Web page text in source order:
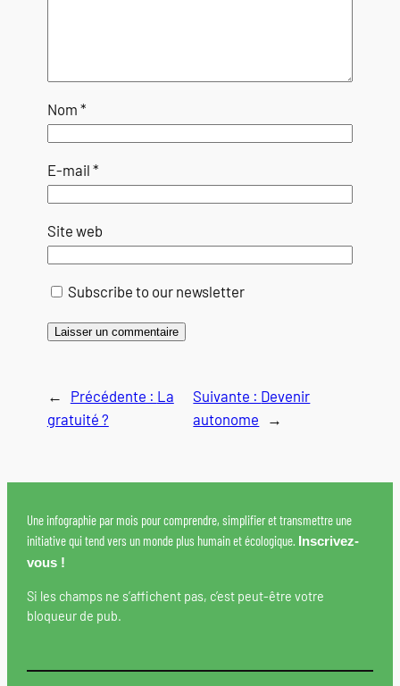
Nom *
E-mail *
Site web
Subscribe to our newsletter
← Précédente : La
gratuité ?
Suivante : Devenir
autonome
→
Une infographie par mois pour comprendre, simplifier et transmettre une
initiative qui tend vers un monde plus humain et écologique. Inscrivez-
vous !
Si les champs ne s’affichent pas, c’est peut-être votre
bloqueur de pub.